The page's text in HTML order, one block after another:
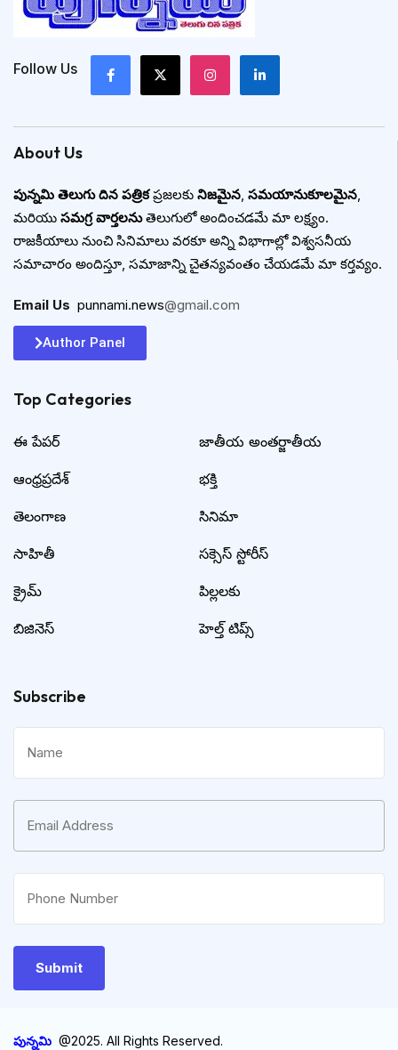
Follow Us
About Us
పున్నమి తెలుగు దిన పత్రికప్రజలకు నిజమైన సమయానుకూలమైన
మరియు సమగ్ర వార్తలనుతెలుగులో అందించడమే మా లక్ష్యం.
రాజకీయాలు నుంచి సినిమాలు వరకూ అన్ని విభాగాల్లో విశ్వసనీయ
సమాచారం అందిస్తూ, సమాజాన్ని చైతన్యవంతం చేయడమే మా కర్తవ్యం.
Email Us punnami.news@gmail.com
Author Panel
Top Categories​
ఈ పేపర్
ఆంధ్రప్రదేశ్
తెలంగాణ
సాహితీ
క్రైమ్
బిజినెస్
జాతీయ అంతర్జాతీయ
భక్తి
సినిమా
సక్సెస్ స్టోరీస్
పిల్లలకు
హెల్త్ టిప్స్
Subscribe
పున్నమి @2025. All Rights Reserved.